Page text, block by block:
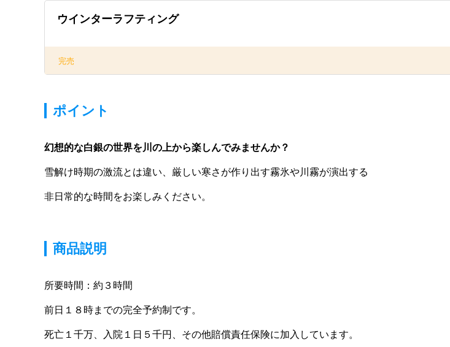
ウインターラフティング
完売
ポイント
幻想的な白銀の世界を川の上から楽しんでみませんか？
雪解け時期の激流とは違い、厳しい寒さが作り出す霧氷や川霧が演出する
非日常的な時間をお楽しみください。
商品説明
所要時間：約３時間
前日１８時までの完全予約制です。
死亡１千万、入院１日５千円、その他賠償責任保険に加入しています。